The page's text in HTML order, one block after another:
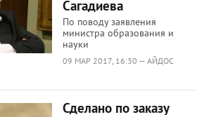
Сагадиева
По поводу заявления
министра образования и
науки
09 МАР 2017, 16:30 — АЙДОС
Сделано по заказу